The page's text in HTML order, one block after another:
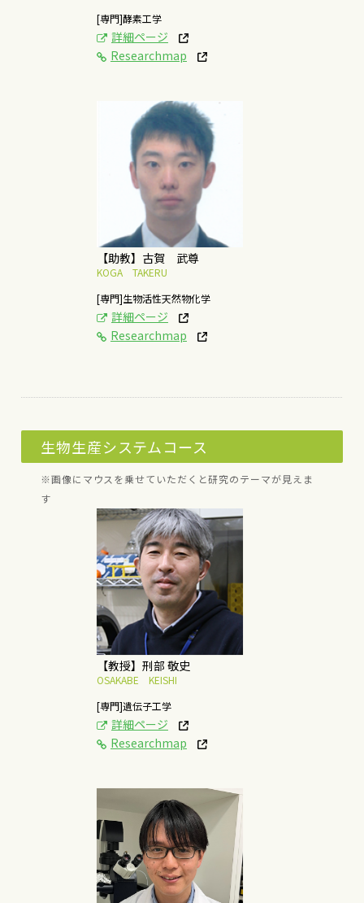
[専門]酵素工学
詳細ページ
Researchmap
[研究テーマ]
食品に含まれる生物活
性物質に関する研究
概要はこちら
【助教】古賀 武尊
KOGA TAKERU
[専門]生物活性天然物化学
詳細ページ
Researchmap
生物生産システムコース
※画像にマウスを乗せていただくと研究のテーマが見えま
す
[研究テーマ]
新規ゲノム改変技術の
開発と植物担子菌育種
への応用に関する研究
概要はこちら
【教授】刑部 敬史
OSAKABE KEISHI
[専門]遺伝子工学
詳細ページ
Researchmap
[研究テーマ]
家畜における発生工学
研究，ゲノム編集によ
る遺伝子改変ブタの作
出